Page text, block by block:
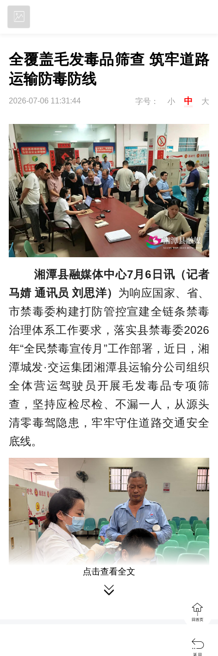
全覆盖毛发毒品筛查 筑牢道路
运输防毒防线
2026-07-06 11:31:44 字号： 小 中 大
湘潭县融媒体中心7月6日讯（记者
马婧 通讯员 刘思洋） 为响应国家、省、
市禁毒委构建打防管控宣建全链条禁毒
治理体系工作要求，落实县禁毒委2026
年“全民禁毒宣传月”工作部署，近日，湘
潭城发·交运集团湘潭县运输分公司组织
全体营运驾驶员开展毛发毒品专项筛
查，坚持应检尽检、不漏一人，从源头
清零毒驾隐患，牢牢守住道路交通安全
底线。
此次集中筛查共有150名驾驶员参
与，其中道路客运驾驶员95名、城市公
点击查看全文


回首页

返 回